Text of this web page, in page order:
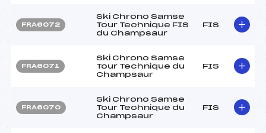
FRA6072
Ski Chrono Samse
Tour Technique FIS
du Champsaur
FIS
FRA6071
Ski Chrono Samse
Tour Technique du
Champsaur
FIS
FRA6070
Ski Chrono Samse
Tour Technique du
Champsaur
FIS